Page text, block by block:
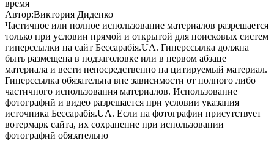
время
Автор:Виктория Диденко
Частичное или полное использование материалов разрешается
только при условии прямой и открытой для поисковых систем
гиперссылки на сайт Бессарабія.UA. Гиперссылка должна
быть размещена в подзаголовке или в первом абзаце
материала и вести непосредственно на цитируемый материал.
Гиперссылка обязательна вне зависимости от полного либо
частичного использования материалов. Использование
фотографий и видео разрешается при условии указания
источника Бессарабія.UA. Если на фотографии присутствует
вотермарк сайта, их сохранение при использовании
фотографий обязательно